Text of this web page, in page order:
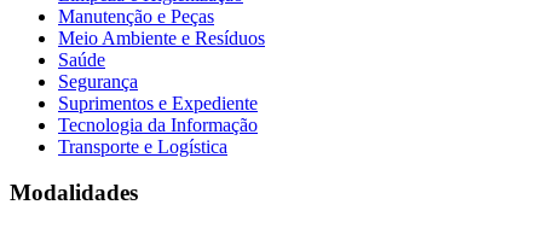
Manutenção e Peças
Meio Ambiente e Resíduos
Saúde
Segurança
Suprimentos e Expediente
Tecnologia da Informação
Transporte e Logística
Modalidades